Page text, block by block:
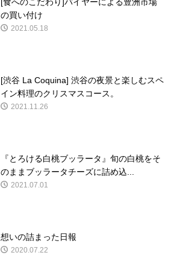
の買い付け
2021.05.18
[渋谷 La Coquina] 渋谷の夜景と楽しむスペ
イン料理のクリスマスコース。
2021.11.26
『とろける白桃ブッラータ』旬の白桃をそ
のままブッラータチーズに詰め込...
2021.07.01
想いの詰まった日報
2020.07.22